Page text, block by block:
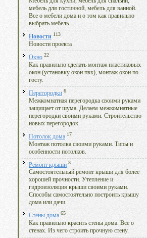
мебель для гостинной, мебель для ванной.
Все о мебели дома и о том как правильно
выбрать мебель.
Новости 113
Новости проекта
Окно 22
Как правильно сделать монтаж пластиковых
окон (установку окон пвх), монтаж окон по
госту.
Перегородки 6
Межкомнатная перегородка своими руками
защищает от шума. Делаем межкомнатные
перегородки своими руками. Строительство
новых перегородок.
Потолок дома 17
Монтаж потолка своими руками. Типы и
особенности потолков.
Ремонт крыши 3
Самостоятельный ремонт крыши для более
хорошей прочности. Утепление и
гидроизоляция крыши своими руками.
Способы самостоятельно построить крышу
дома или дачи.
Стены дома 65
Как правильно красить стены дома. Все о
стенах. Из чего строить прочную стену.